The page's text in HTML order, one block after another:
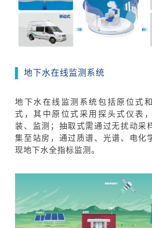
地下水在线监测系统
地下水在线监测系统包括原位式
式，其中原位式采用探头式仪表
装、监测；抽取式需通过无扰动采
集至站房，通过质谱、光谱、电化
现地下水全指标监测。